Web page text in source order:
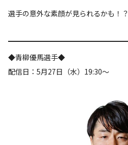
選手の意外な素顔が見られるかも！？
◆青柳優馬選手◆
配信日：5月27日（水）19:30〜